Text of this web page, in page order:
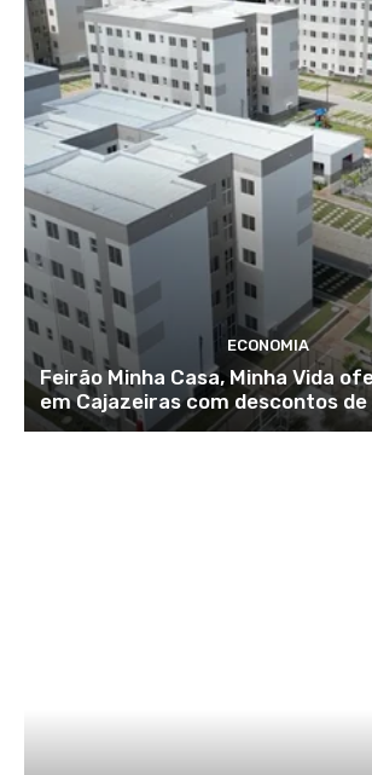
ECONOMIA
Feirão Minha Casa, Minha Vida
em Cajazeiras com descontos